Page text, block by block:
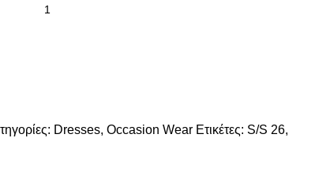
Dresses, Occasion Wear Ετικέτες: S/S 26,